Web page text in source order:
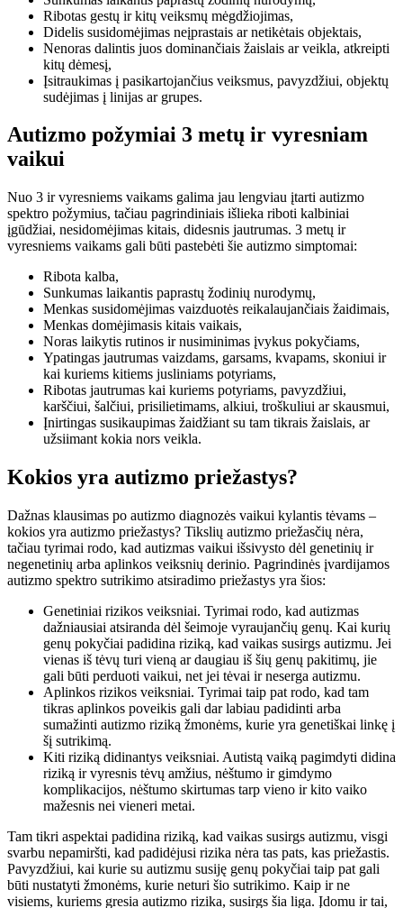
Ribotas gestų ir kitų veiksmų mėgdžiojimas,
Didelis susidomėjimas neįprastais ar netikėtais objektais,
Nenoras dalintis juos dominančiais žaislais ar veikla, atkreipti
kitų dėmesį,
Įsitraukimas į pasikartojančius veiksmus, pavyzdžiui, objektų
sudėjimas į linijas ar grupes.
Autizmo požymiai 3 metų ir vyresniam
vaikui
Nuo 3 ir vyresniems vaikams galima jau lengviau įtarti autizmo
spektro požymius, tačiau pagrindiniais išlieka riboti kalbiniai
įgūdžiai, nesidomėjimas kitais, didesnis jautrumas. 3 metų ir
vyresniems vaikams gali būti pastebėti šie autizmo simptomai:
Ribota kalba,
Sunkumas laikantis paprastų žodinių nurodymų,
Menkas susidomėjimas vaizduotės reikalaujančiais žaidimais,
Menkas domėjimasis kitais vaikais,
Noras laikytis rutinos ir nusiminimas įvykus pokyčiams,
Ypatingas jautrumas vaizdams, garsams, kvapams, skoniui ir
kai kuriems kitiems jusliniams potyriams,
Ribotas jautrumas kai kuriems potyriams, pavyzdžiui,
karščiui, šalčiui, prisilietimams, alkiui, troškuliui ar skausmui,
Įnirtingas susikaupimas žaidžiant su tam tikrais žaislais, ar
užsiimant kokia nors veikla.
Kokios yra autizmo priežastys?
Dažnas klausimas po autizmo diagnozės vaikui kylantis tėvams –
kokios yra autizmo priežastys? Tikslių autizmo priežasčių nėra,
tačiau tyrimai rodo, kad autizmas vaikui išsivysto dėl genetinių ir
negenetinių arba aplinkos veiksnių derinio. Pagrindinės įvardijamos
autizmo spektro sutrikimo atsiradimo priežastys yra šios:
Genetiniai rizikos veiksniai. Tyrimai rodo, kad autizmas
dažniausiai atsiranda dėl šeimoje vyraujančių genų. Kai kurių
genų pokyčiai padidina riziką, kad vaikas susirgs autizmu. Jei
vienas iš tėvų turi vieną ar daugiau iš šių genų pakitimų, jie
gali būti perduoti vaikui, net jei tėvai ir neserga autizmu.
Aplinkos rizikos veiksniai. Tyrimai taip pat rodo, kad tam
tikras aplinkos poveikis gali dar labiau padidinti arba
sumažinti autizmo riziką žmonėms, kurie yra genetiškai linkę į
šį sutrikimą.
Kiti riziką didinantys veiksniai. Autistą vaiką pagimdyti didina
riziką ir vyresnis tėvų amžius, nėštumo ir gimdymo
komplikacijos, nėštumo skirtumas tarp vieno ir kito vaiko
mažesnis nei vieneri metai.
Tam tikri aspektai padidina riziką, kad vaikas susirgs autizmu, visgi
svarbu nepamiršti, kad padidėjusi rizika nėra tas pats, kas priežastis.
Pavyzdžiui, kai kurie su autizmu susiję genų pokyčiai taip pat gali
būti nustatyti žmonėms, kurie neturi šio sutrikimo. Kaip ir ne
visiems, kuriems gresia autizmo rizika, susirgs šia liga. Įdomu ir tai,